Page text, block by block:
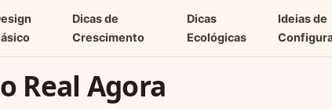
Dicas de
Crescimento
Dicas
Ecológicas
Ideias de
Real Agora